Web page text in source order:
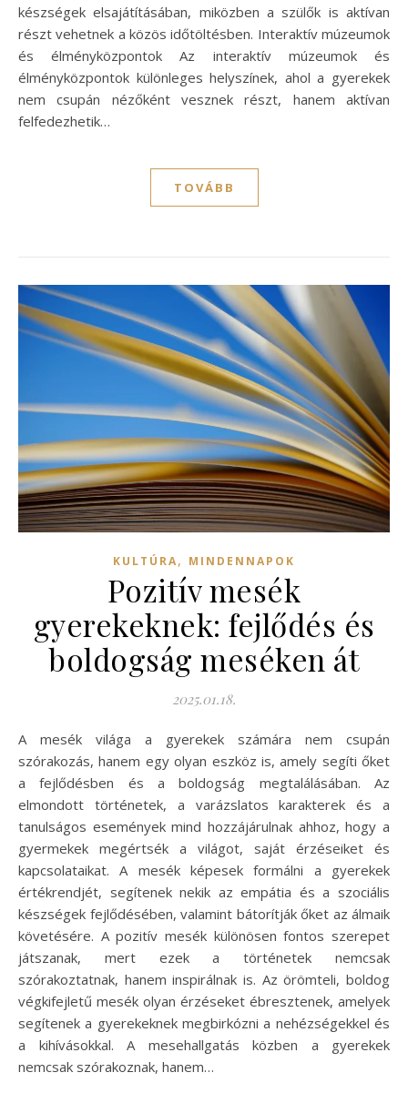
készségek elsajátításában, miközben a szülők is aktívan
részt vehetnek a közös időtöltésben. Interaktív múzeumok
és élményközpontok Az interaktív múzeumok és
élményközpontok különleges helyszínek, ahol a gyerekek
nem csupán nézőként vesznek részt, hanem aktívan
felfedezhetik…
TOVÁBB
KULTÚRA, MINDENNAPOK
Pozitív mesék
gyerekeknek: fejlődés és
boldogság meséken át
2025.01.18.
A mesék világa a gyerekek számára nem csupán
szórakozás, hanem egy olyan eszköz is, amely segíti őket
a fejlődésben és a boldogság megtalálásában. Az
elmondott történetek, a varázslatos karakterek és a
tanulságos események mind hozzájárulnak ahhoz, hogy a
gyermekek megértsék a világot, saját érzéseiket és
kapcsolataikat. A mesék képesek formálni a gyerekek
értékrendjét, segítenek nekik az empátia és a szociális
készségek fejlődésében, valamint bátorítják őket az álmaik
követésére. A pozitív mesék különösen fontos szerepet
játszanak, mert ezek a történetek nemcsak
szórakoztatnak, hanem inspirálnak is. Az örömteli, boldog
végkifejletű mesék olyan érzéseket ébresztenek, amelyek
segítenek a gyerekeknek megbirkózni a nehézségekkel és
a kihívásokkal. A mesehallgatás közben a gyerekek
nemcsak szórakoznak, hanem…